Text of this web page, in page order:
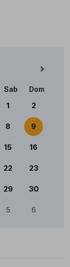
Mês
Sab Dom
1 2
8 9
15 16
22 23
29 30
5 6